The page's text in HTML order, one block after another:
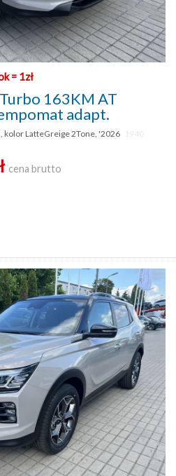
= 1zł
163KM AT
adapt.
kolor LatteGreige 2Tone, '2026
cena brutto